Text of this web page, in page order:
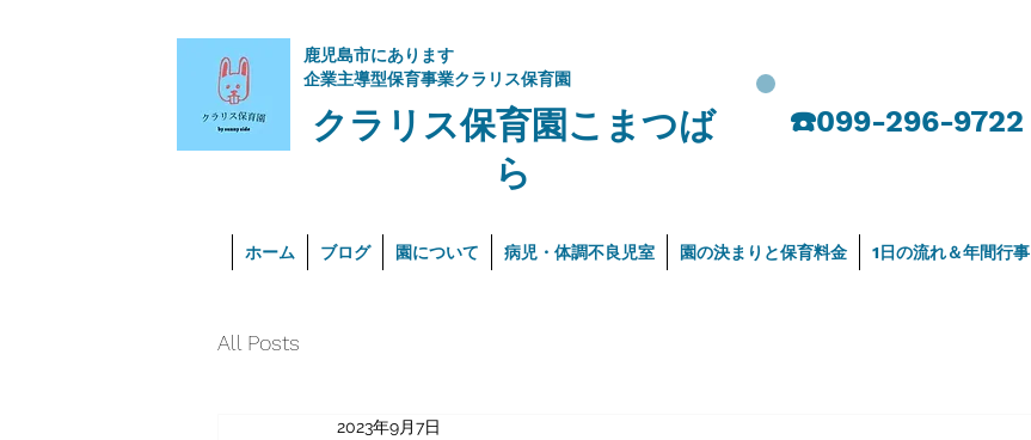
​鹿児島市にあります
企業主導型保育事業クラリス保育園
クラリス保育園こまつば
ら
​☎️099-296-9722
ホーム ブログ 園について 病児・体調不良児室 園の決まりと保育料金 1日の流れ＆年間行事
All Posts
2023年9月7日